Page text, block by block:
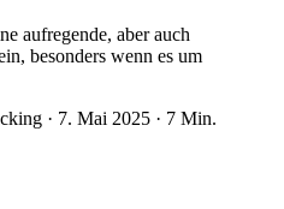
aufregende, aber auch
besonders wenn es um
· 7. Mai 2025 · 7 Min.